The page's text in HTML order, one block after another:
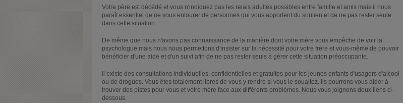
Votre père est décédé et vous n'indiquez pas les relais adultes possibles entre famille et amis mais il nous
paraît essentiel de ne vous entourer de personnes qui vous apportent du soutien et de ne pas rester seule
dans cette situation.
De même que nous n'avons pas connaissance de la manière dont votre mère vous empêche de voir la
psychologue mais nous nous permettons d'insister sur la nécessité pour votre frère et vous-même de pouvoir
bénéficier d'une aide et d'un suivi afin de ne pas rester seuls à gérer cette situation préoccupante.
Il existe des consultations individuelles, confidentielles et gratuites pour les jeunes enfants d'usagers d'alcool
ou de drogues. Vous êtes totalement libres de vous y rendre si vous le souaitez. Ils pourrons vous aider à
trouver des pistes pour vous et votre mère face aux différents problèmes. Nous vous joignons deux liens ci-
dessous.